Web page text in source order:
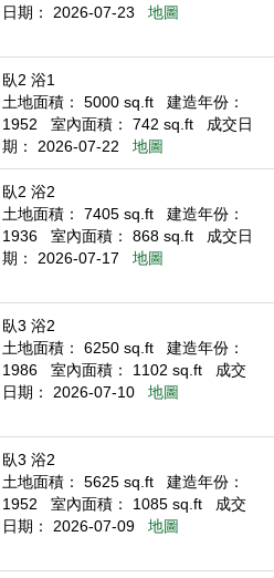
日期： 2026-07-23
地圖
臥2 浴1
土地面積： 5000 sq.ft
建造年份：
1952
室內面積： 742 sq.ft
成交日
期： 2026-07-22
地圖
臥2 浴2
土地面積： 7405 sq.ft
建造年份：
1936
室內面積： 868 sq.ft
成交日
期： 2026-07-17
地圖
臥3 浴2
土地面積： 6250 sq.ft
建造年份：
1986
室內面積： 1102 sq.ft
成交
日期： 2026-07-10
地圖
臥3 浴2
土地面積： 5625 sq.ft
建造年份：
1952
室內面積： 1085 sq.ft
成交
日期： 2026-07-09
地圖